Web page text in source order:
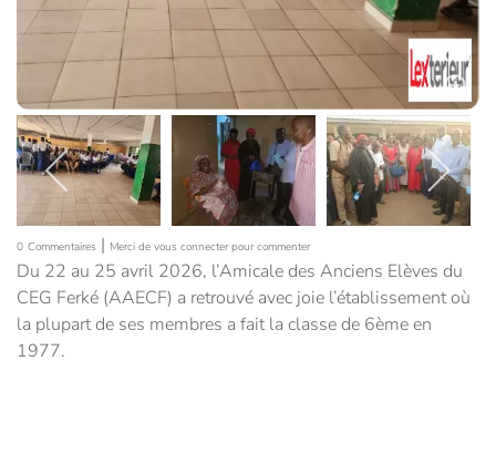
0 Commentaires | Merci de vous connecter pour commenter
Du 22 au 25 avril 2026, l’Amicale des Anciens Elèves du
CEG Ferké (AAECF) a retrouvé avec joie l’établissement où
la plupart de ses membres a fait la classe de 6ème en
1977.